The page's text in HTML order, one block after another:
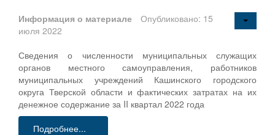
Информация о материале
Опубликовано: 15
июля 2022
Сведения о численности муниципальных служащих
органов местного самоуправления, работников
муниципальных учреждений Кашинского городского
округа Тверской области и фактических затратах на их
денежное содержание за II квартал 2022 года
Подробнее...